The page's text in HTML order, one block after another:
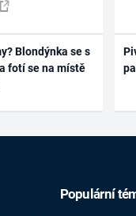
Blondýnka se s
fotí se na místě
Populární